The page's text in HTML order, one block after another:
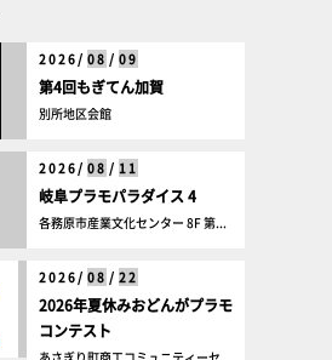
2026/ 08 / 09
第4回もぎてん加賀
別所地区会館
2026/ 08 / 11
岐阜プラモパラダイス 4
各務原市産業文化センター 8F 第...
2026/ 08 / 22
2026年夏休みおどんがプラモ
コンテスト